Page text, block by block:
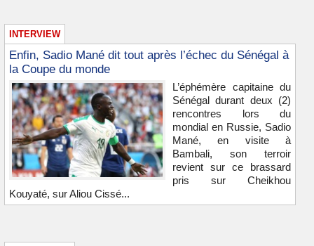
INTERVIEW
Enfin, Sadio Mané dit tout après l’échec du Sénégal à
la Coupe du monde
L’éphémère capitaine du
Sénégal durant deux (2)
rencontres lors du
mondial en Russie, Sadio
Mané, en visite à
Bambali, son terroir
revient sur ce brassard
pris sur Cheikhou
Kouyaté, sur Aliou Cissé...